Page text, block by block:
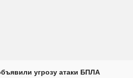
угрозу атаки БПЛА